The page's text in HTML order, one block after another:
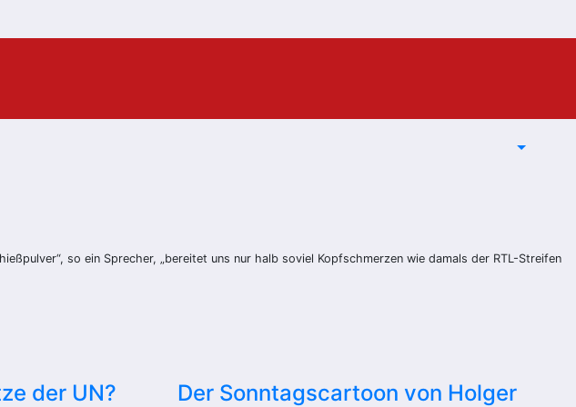
so ein Sprecher, „bereitet uns nur halb soviel Kopfschmerzen wie damals der RTL-Streifen
der UN?
Der Sonntagscartoon von Holger